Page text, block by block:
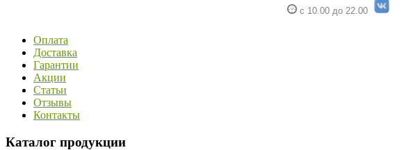
с 10.00 до 22.00
Оплата
Доставка
Гарантии
Акции
Статьи
Отзывы
Контакты
Каталог продукции